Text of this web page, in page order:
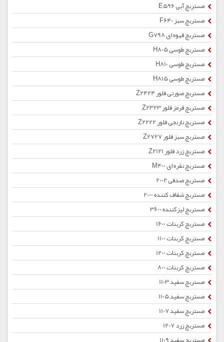
مستربچ آبی E596
مستربچ سبز F640
مستربچ قهوه ای G798
مستربچ طوسی H805
مستربچ طوسی H810
مستربچ طوسی H815
مستربچ صورتی فلور Z2424
مستربچ قرمز فلور Z2323
مستربچ نارنجی فلور Z2222
مستربچ سبز فلور Z2727
مستربچ زرد فلور Z2121
مستربچ نقره ای M400
مستربچ صدفی 2002
مستربچ شفاف کننده 2000
مستربچ لیزکننده 3600
مستربچ کربنات 1600
مستربچ کربنات 1100
مستربچ کربنات 1200
مستربچ کربنات 800
مستربچ سفید 1103
مستربچ سفید 1105
مستربچ سفید 1107
مستربچ زرد 1207